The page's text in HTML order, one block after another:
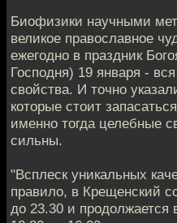
Биофизики научными
великое православное
ежегодно в праздник
Господня) 19 января -
свойства. И точно
которые стоит
именно тогда целебные
сильны.
"Всплеск уникальных
правило, в Крещенский
до 23.30 и продолжается